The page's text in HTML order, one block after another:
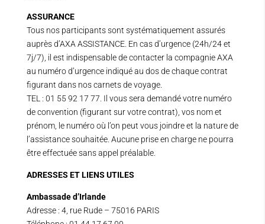
ASSURANCE
Tous nos participants sont systématiquement assurés
auprès d’AXA ASSISTANCE. En cas d’urgence (24h/24 et
7j/7), il est indispensable de contacter la compagnie AXA
au numéro d’urgence indiqué au dos de chaque contrat
figurant dans nos carnets de voyage.
TEL : 01 55 92 17 77. Il vous sera demandé votre numéro
de convention (figurant sur votre contrat), vos nom et
prénom, le numéro où l’on peut vous joindre et la nature de
l’assistance souhaitée. Aucune prise en charge ne pourra
être effectuée sans appel préalable.
ADRESSES ET LIENS UTILES
Ambassade d’Irlande
Adresse : 4, rue Rude – 75016 PARIS